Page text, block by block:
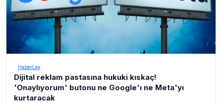
HaberLex
Dijital reklam pastasına hukuki kıskaç!
'Onaylıyorum' butonu ne Google'ı ne Meta'yı
kurtaracak